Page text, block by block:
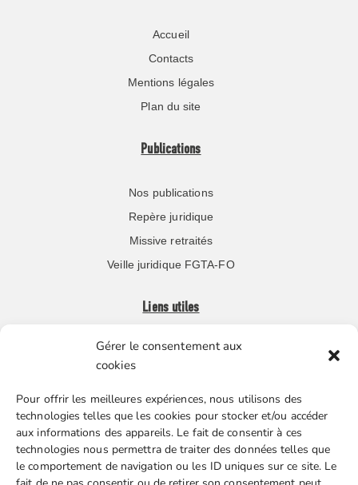
Gérer le consentement aux
cookies
Pour offrir les meilleures expériences, nous utilisons des
technologies telles que les cookies pour stocker et/ou accéder
aux informations des appareils. Le fait de consentir à ces
technologies nous permettra de traiter des données telles que
le comportement de navigation ou les ID uniques sur ce site. Le
Accueil
Contacts
Mentions légales
Plan du site
Publications
Nos publications
Repère juridique
Missive retraités
Veille juridique FGTA-FO
Liens utiles
Boutique en ligne
Nos partenaires
Gestion des cookies